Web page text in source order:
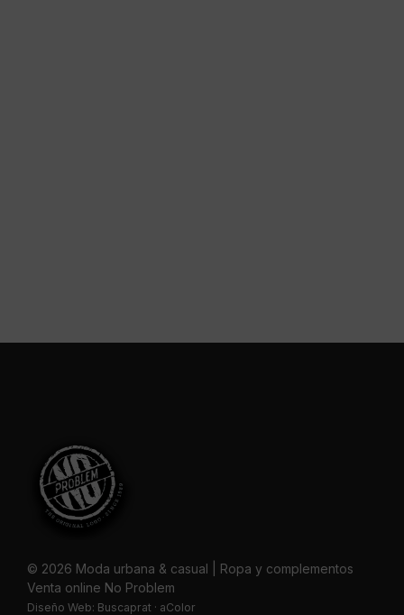
© 2026 Moda urbana & casual | Ropa y complementos
Venta online No Problem
Diseño Web: Buscaprat · aColor